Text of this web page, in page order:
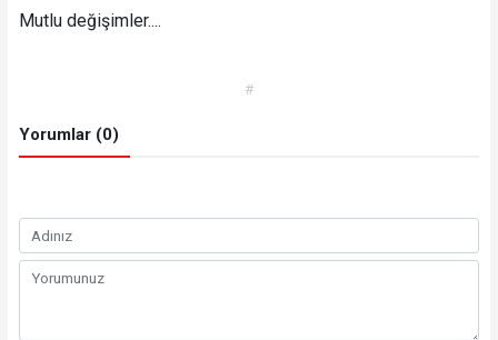
Mutlu değişimler....
#
Yorumlar (0)